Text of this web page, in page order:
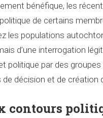
bénéfique, les
de certains
les populations
d’une interrogation
politique par des groupes
décision et de création
contours